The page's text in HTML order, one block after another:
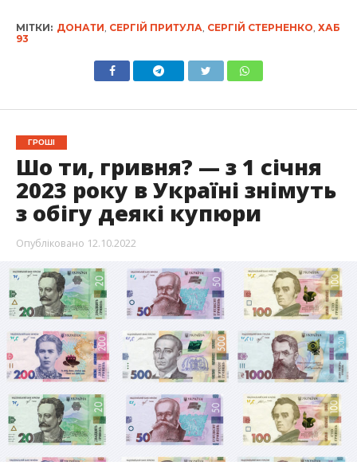
МІТКИ: ДОНАТИ, СЕРГІЙ ПРИТУЛА, СЕРГІЙ СТЕРНЕНКО, ХАБ
93
ГРОШІ
Шо ти, гривня? — з 1 січня
2023 року в Україні знімуть
з обігу деякі купюри
Опубліковано 12.10.2022